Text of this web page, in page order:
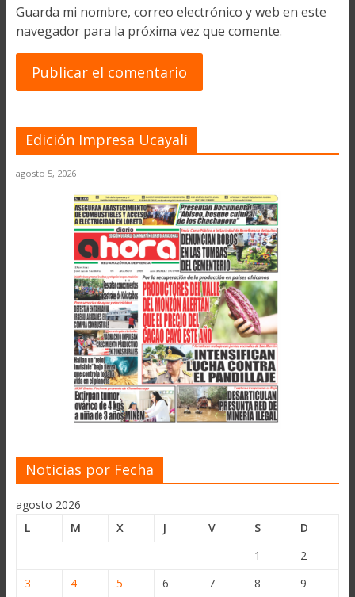
Guarda mi nombre, correo electrónico y web en este
navegador para la próxima vez que comente.
Edición Impresa Ucayali
agosto 5, 2026
Noticias por Fecha
agosto 2026
L
M X J V S
D
1
2
3
4 5 6 7 8
9